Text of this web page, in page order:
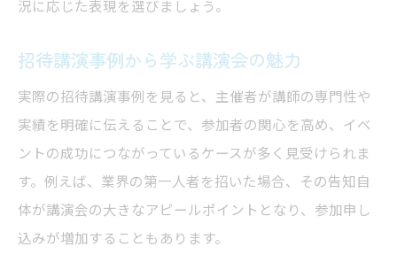
況に応じた表現を選びましょう。
招待講演事例から学ぶ講演会の魅力
実際の招待講演事例を見ると、主催者が講師の専門性や
実績を明確に伝えることで、参加者の関心を高め、イベ
ントの成功につながっているケースが多く見受けられま
す。例えば、業界の第一人者を招いた場合、その告知自
体が講演会の大きなアピールポイントとなり、参加申し
込みが増加することもあります。